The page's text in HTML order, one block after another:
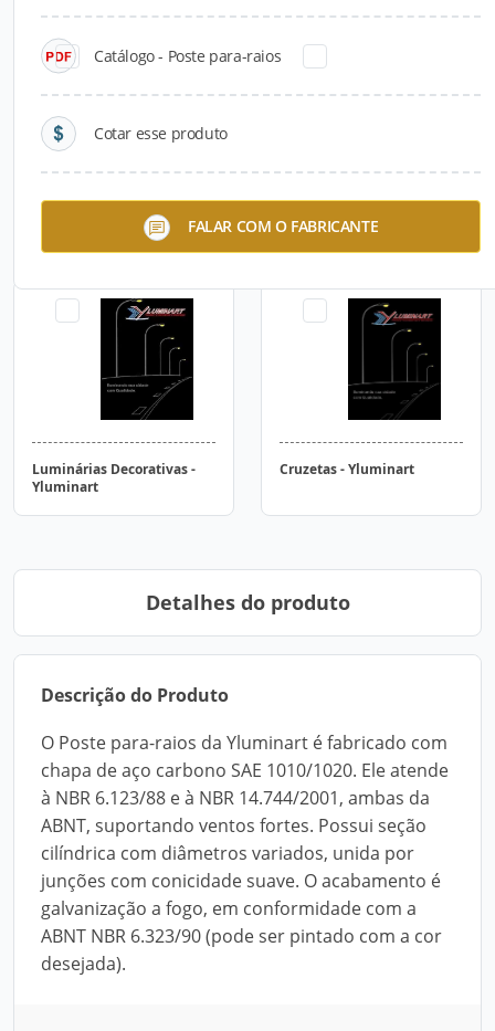
Catálogo - Poste para-raios
Cotar esse produto
FALAR COM O FABRICANTE
Postes - Yluminart
Yluminart
Luminárias Decorativas -
Yluminart
Cruzetas - Yluminart
Detalhes do produto
Descrição do Produto
O Poste para-raios da Yluminart é fabricado com
chapa de aço carbono SAE 1010/1020. Ele atende
à NBR 6.123/88 e à NBR 14.744/2001, ambas da
ABNT, suportando ventos fortes. Possui seção
cilíndrica com diâmetros variados, unida por
junções com conicidade suave. O acabamento é
galvanização a fogo, em conformidade com a
ABNT NBR 6.323/90 (pode ser pintado com a cor
desejada).